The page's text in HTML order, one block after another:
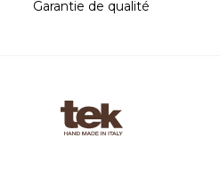
Garantie de qualité